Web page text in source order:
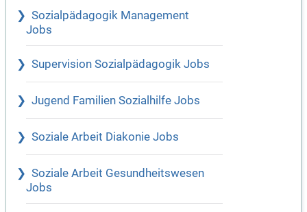
Sozialpädagogik Management
Jobs
Supervision Sozialpädagogik Jobs
Jugend Familien Sozialhilfe Jobs
Soziale Arbeit Diakonie Jobs
Soziale Arbeit Gesundheitswesen
Jobs